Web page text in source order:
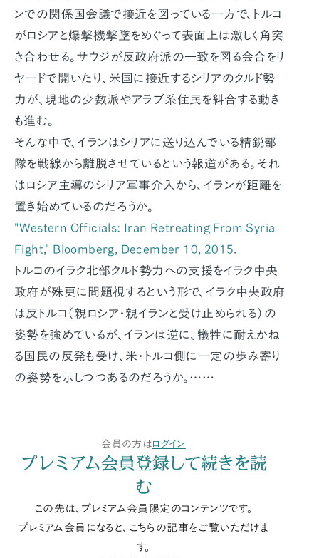
ンでの関係国会議で接近を図っている一方で、トルコ
がロシアと爆撃機撃墜をめぐって表面上は激しく角突
き合わせる。サウジが反政府派の一致を図る会合をリ
ヤードで開いたり、米国に接近するシリアのクルド勢
力が、現地の少数派やアラブ系住民を糾合する動き
も進む。
そんな中で、イランはシリアに送り込んでいる精鋭部
隊を戦線から離脱させているという報道がある。それ
はロシア主導のシリア軍事介入から、イランが距離を
置き始めているのだろうか。
"Western Officials: Iran Retreating From Syria
Fight," Bloomberg, December 10, 2015.
トルコのイラク北部クルド勢力への支援をイラク中央
政府が殊更に問題視するという形で、イラク中央政府
は反トルコ（親ロシア・親イランと受け止められる）の
姿勢を強めているが、イランは逆に、犠牲に耐えかね
る国民の反発も受け、米・トルコ側に一定の歩み寄り
の姿勢を示しつつあるのだろうか。……
会員の方はログイン
プレミアム会員登録して続きを読
む
この先は、プレミアム会員限定のコンテンツです。
プレミアム会員になると、こちらの記事をご覧いただけま
す。